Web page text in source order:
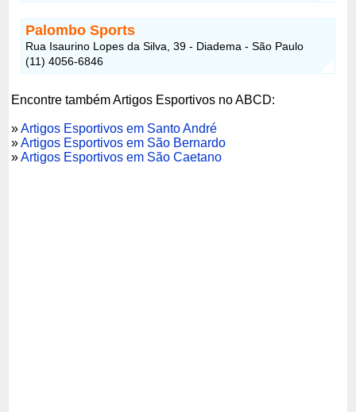
Palombo Sports
Rua Isaurino Lopes da Silva, 39 - Diadema - São Paulo
(11) 4056-6846
Encontre também Artigos Esportivos no ABCD:
»Artigos Esportivos em Santo André
»Artigos Esportivos em São Bernardo
»Artigos Esportivos em São Caetano